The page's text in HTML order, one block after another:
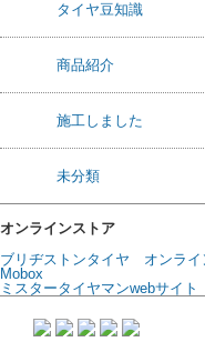
タイヤ豆知識
商品紹介
施工しました
未分類
オンラインストア
ブリヂストンタイヤ オンライ
Mobox
ミスタータイヤマンwebサイト